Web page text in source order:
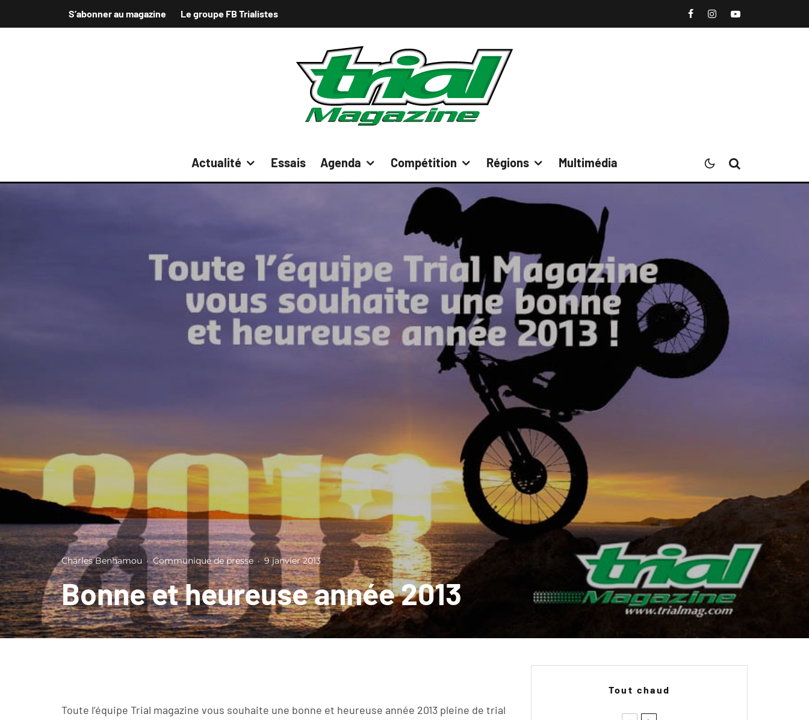
S’abonner au magazine Le groupe FB Trialistes
Actualité Essais Agenda Compétition Régions Multimédia
Charles Benhamou · Communiqué de presse · 9 janvier 2013
Bonne et heureuse année 2013
Toute l’équipe Trial magazine vous souhaite une bonne et heureuse année 2013 pleine de trial
Tout chaud